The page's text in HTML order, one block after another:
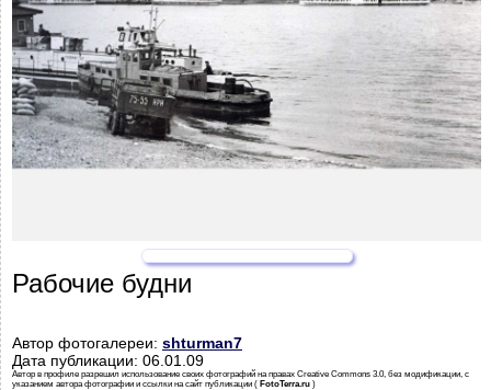
Рабочие будни
Автор фотогалереи: shturman7
Дата публикации: 06.01.09
Автор в профиле разрешил использование своих фотографий на правах Creative Commons 3.0, без модификации, с
указанием автора фотографии и ссылки на сайт публикации ( FotoTerra.ru )